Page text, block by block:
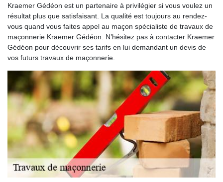
Kraemer Gédéon est un partenaire à privilégier si vous voulez un
résultat plus que satisfaisant. La qualité est toujours au rendez-
vous quand vous faites appel au maçon spécialiste de travaux de
maçonnerie Kraemer Gédéon. N’hésitez pas à contacter Kraemer
Gédéon pour découvrir ses tarifs en lui demandant un devis de
vos futurs travaux de maçonnerie.